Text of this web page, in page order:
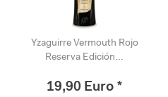
Yzaguirre Vermouth Rojo
Reserva Edición...
19,90 Euro *